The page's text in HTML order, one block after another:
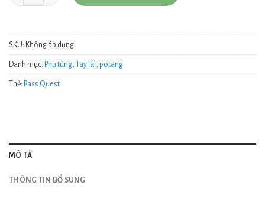
SKU: Không áp dụng
Danh mục: Phụ tùng, Tay lái, potang
Thẻ: Pass Quest
MÔ TẢ
THÔNG TIN BỔ SUNG